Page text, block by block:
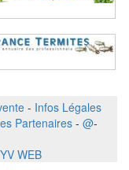
- Infos Légales
Partenaires - @-
WEB